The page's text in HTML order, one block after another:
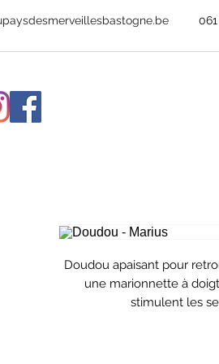
Doudou apaisant pour
une marionnette à
stimulent les